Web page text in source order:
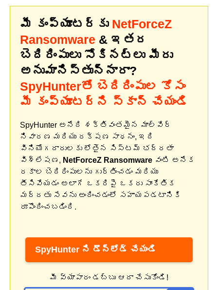
మీ కంప్యూటర్‌కు NetForceZ
Ransomware & ఇతర
బెదిరింపులు సోకినట్లు మీరు
అనుమానిస్తున్నారా?
SpyHunterతో బెదిరింపుల కోసం
మీ కంప్యూటర్‌ని స్కాన్ చేయండి
SpyHunter అనేది శక్తివంతమైన మాల్వేర్
నివారణ మరియు రక్షణ సాధనం, ఇది
వినియోగదారులకు లోతైన సిస్టమ్ భద్రతా
విశ్లేషణ, NetForceZ Ransomware వంటి అనేక
రకాల బెదిరింపులను గుర్తించడం మరియు
తీసివేయడం అలాగే ఒకరిపై ఒకరు సాంకేతిక
మద్దతు సేవను అందించడంలో సహాయపడటానికి
రూపొందించబడింది.
SpyHunter ని డౌన్‌లోడ్ చేయండి
మీ వ్యాపారం డబ్బు ఆదా చేసుకోండి!